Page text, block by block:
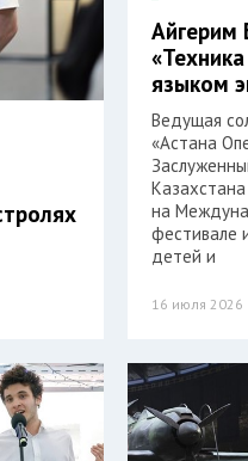
Айгерим
языком
Ведущая
«Астана
на
фестивале
детей и
16 июля 2026